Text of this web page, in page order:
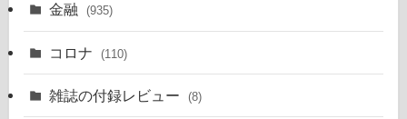
金融 (935)
コロナ (110)
雑誌の付録レビュー (8)